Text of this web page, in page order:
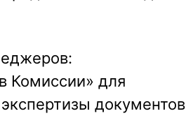
Комиссии» для
документов